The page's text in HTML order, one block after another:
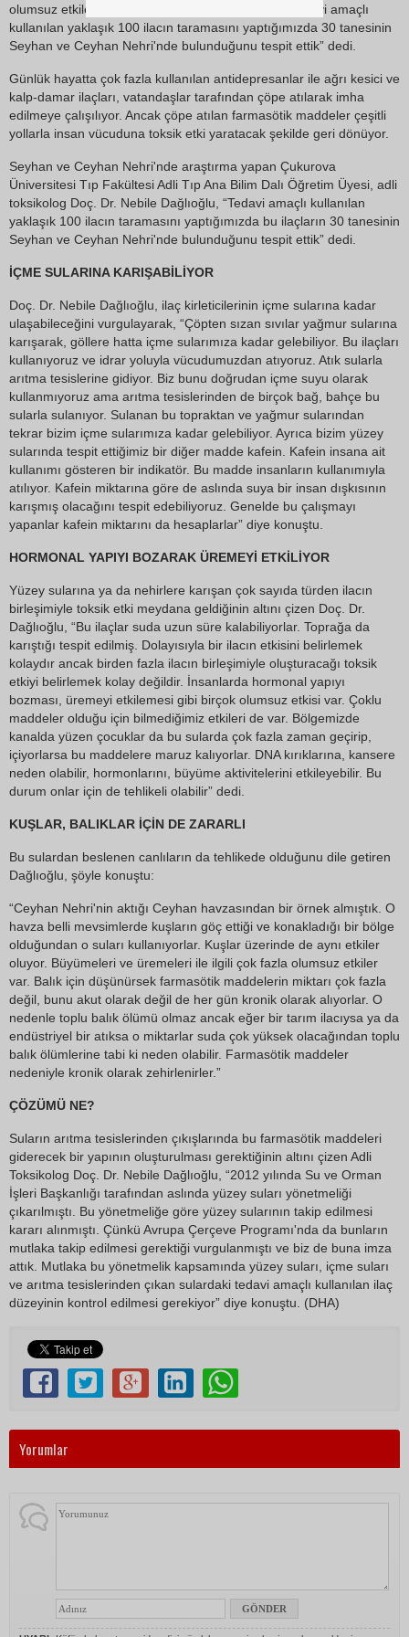
olumsuz etkileyebileceğini kaydeden Dağlıoğlu, “Tedavi amaçlı
kullanılan yaklaşık 100 ilacın taramasını yaptığımızda 30 tanesinin
Seyhan ve Ceyhan Nehri'nde bulunduğunu tespit ettik” dedi.
Günlük hayatta çok fazla kullanılan antidepresanlar ile ağrı kesici ve
kalp-damar ilaçları, vatandaşlar tarafından çöpe atılarak imha
edilmeye çalışılıyor. Ancak çöpe atılan farmasötik maddeler çeşitli
yollarla insan vücuduna toksik etki yaratacak şekilde geri dönüyor.
Seyhan ve Ceyhan Nehri'nde araştırma yapan Çukurova
Üniversitesi Tıp Fakültesi Adli Tıp Ana Bilim Dalı Öğretim Üyesi, adli
toksikolog Doç. Dr. Nebile Dağlıoğlu, “Tedavi amaçlı kullanılan
yaklaşık 100 ilacın taramasını yaptığımızda bu ilaçların 30 tanesinin
Seyhan ve Ceyhan Nehri'nde bulunduğunu tespit ettik” dedi.
İÇME SULARINA KARIŞABİLİYOR
Doç. Dr. Nebile Dağlıoğlu, ilaç kirleticilerinin içme sularına kadar
ulaşabileceğini vurgulayarak, “Çöpten sızan sıvılar yağmur sularına
karışarak, göllere hatta içme sularımıza kadar gelebiliyor. Bu ilaçları
kullanıyoruz ve idrar yoluyla vücudumuzdan atıyoruz. Atık sularla
arıtma tesislerine gidiyor. Biz bunu doğrudan içme suyu olarak
kullanmıyoruz ama arıtma tesislerinden de birçok bağ, bahçe bu
sularla sulanıyor. Sulanan bu topraktan ve yağmur sularından
tekrar bizim içme sularımıza kadar gelebiliyor. Ayrıca bizim yüzey
sularında tespit ettiğimiz bir diğer madde kafein. Kafein insana ait
kullanımı gösteren bir indikatör. Bu madde insanların kullanımıyla
atılıyor. Kafein miktarına göre de aslında suya bir insan dışkısının
karışmış olacağını tespit edebiliyoruz. Genelde bu çalışmayı
yapanlar kafein miktarını da hesaplarlar” diye konuştu.
HORMONAL YAPIYI BOZARAK ÜREMEYİ ETKİLİYOR
Yüzey sularına ya da nehirlere karışan çok sayıda türden ilacın
birleşimiyle toksik etki meydana geldiğinin altını çizen Doç. Dr.
Dağlıoğlu, “Bu ilaçlar suda uzun süre kalabiliyorlar. Toprağa da
karıştığı tespit edilmiş. Dolayısıyla bir ilacın etkisini belirlemek
kolaydır ancak birden fazla ilacın birleşimiyle oluşturacağı toksik
etkiyi belirlemek kolay değildir. İnsanlarda hormonal yapıyı
bozması, üremeyi etkilemesi gibi birçok olumsuz etkisi var. Çoklu
maddeler olduğu için bilmediğimiz etkileri de var. Bölgemizde
kanalda yüzen çocuklar da bu sularda çok fazla zaman geçirip,
içiyorlarsa bu maddelere maruz kalıyorlar. DNA kırıklarına, kansere
neden olabilir, hormonlarını, büyüme aktivitelerini etkileyebilir. Bu
durum onlar için de tehlikeli olabilir” dedi.
KUŞLAR, BALIKLAR İÇİN DE ZARARLI
Bu sulardan beslenen canlıların da tehlikede olduğunu dile getiren
Dağlıoğlu, şöyle konuştu:
“Ceyhan Nehri'nin aktığı Ceyhan havzasından bir örnek almıştık. O
havza belli mevsimlerde kuşların göç ettiği ve konakladığı bir bölge
olduğundan o suları kullanıyorlar. Kuşlar üzerinde de aynı etkiler
oluyor. Büyümeleri ve üremeleri ile ilgili çok fazla olumsuz etkiler
var. Balık için düşünürsek farmasötik maddelerin miktarı çok fazla
değil, bunu akut olarak değil de her gün kronik olarak alıyorlar. O
nedenle toplu balık ölümü olmaz ancak eğer bir tarım ilacıysa ya da
endüstriyel bir atıksa o miktarlar suda çok yüksek olacağından toplu
balık ölümlerine tabi ki neden olabilir. Farmasötik maddeler
nedeniyle kronik olarak zehirlenirler.”
ÇÖZÜMÜ NE?
Suların arıtma tesislerinden çıkışlarında bu farmasötik maddeleri
giderecek bir yapının oluşturulması gerektiğinin altını çizen Adli
Toksikolog Doç. Dr. Nebile Dağlıoğlu, “2012 yılında Su ve Orman
İşleri Başkanlığı tarafından aslında yüzey suları yönetmeliği
çıkarılmıştı. Bu yönetmeliğe göre yüzey sularının takip edilmesi
kararı alınmıştı. Çünkü Avrupa Çerçeve Programı'nda da bunların
mutlaka takip edilmesi gerektiği vurgulanmıştı ve biz de buna imza
attık. Mutlaka bu yönetmelik kapsamında yüzey suları, içme suları
ve arıtma tesislerinden çıkan sulardaki tedavi amaçlı kullanılan ilaç
düzeyinin kontrol edilmesi gerekiyor” diye konuştu. (DHA)
Yorumlar